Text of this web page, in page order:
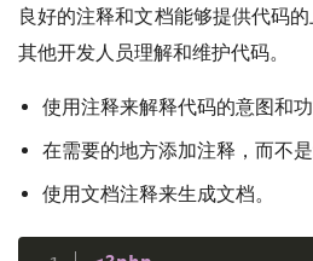
良好的注释和文档能够提供代码
其他开发人员理解和维护代码。
使用注释来解释代码的意图和功
在需要的地方添加注释，而不
使用文档注释来生成文档。